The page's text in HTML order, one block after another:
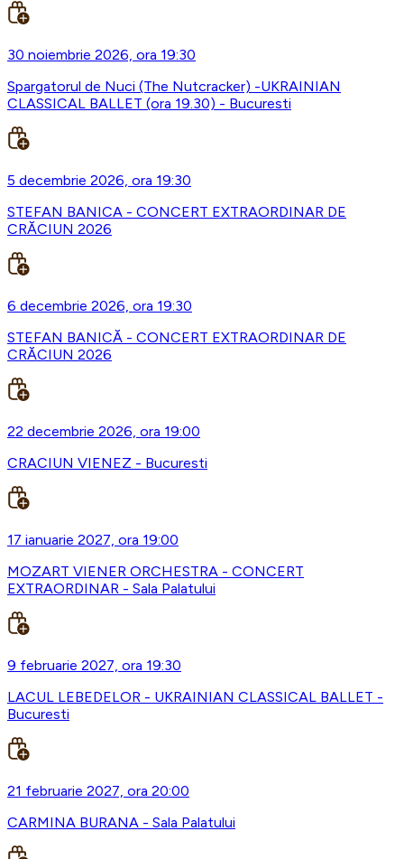
30 noiembrie 2026, ora 19:30
Spargatorul de Nuci (The Nutcracker) -UKRAINIAN
CLASSICAL BALLET (ora 19.30) - Bucuresti
5 decembrie 2026, ora 19:30
STEFAN BANICA - CONCERT EXTRAORDINAR DE
CRĂCIUN 2026
6 decembrie 2026, ora 19:30
STEFAN BANICĂ - CONCERT EXTRAORDINAR DE
CRĂCIUN 2026
22 decembrie 2026, ora 19:00
CRACIUN VIENEZ - Bucuresti
17 ianuarie 2027, ora 19:00
MOZART VIENER ORCHESTRA - CONCERT
EXTRAORDINAR - Sala Palatului
9 februarie 2027, ora 19:30
LACUL LEBEDELOR - UKRAINIAN CLASSICAL BALLET -
Bucuresti
21 februarie 2027, ora 20:00
CARMINA BURANA - Sala Palatului